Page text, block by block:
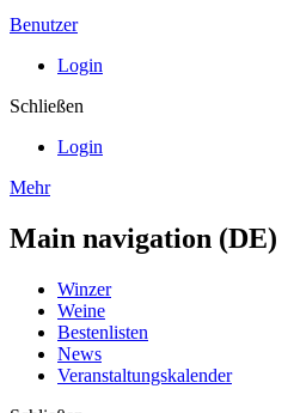
Benutzer
Login
Schließen
Login
Mehr
Main navigation (DE)
Winzer
Weine
Bestenlisten
News
Veranstaltungskalender